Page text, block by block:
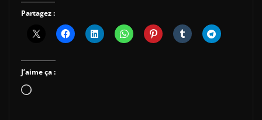
Partagez :
J’aime ça :
Chargement…